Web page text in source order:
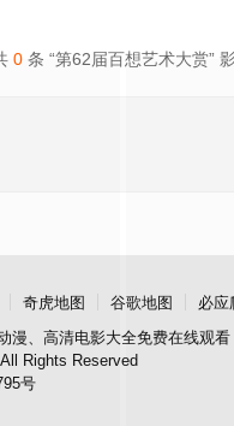
0 条 “第62届百想艺术大赏”
奇虎地图 谷歌地图
必应
漫、高清电影大全免费在线观看
Rights Reserved
号